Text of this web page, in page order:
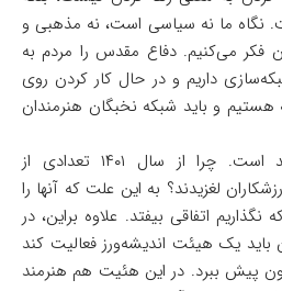
نگاه ما نه سیاسی است، نه مذهبی و
فکر می‌کنیم. دفاع مقدس را مردم به
داریم و در حال کار کردن روی
و باید شبکه نخبگان هنرمندان
او فرمود: نوشته دیگر تفقد است. چرا از سال ۱۴۰۱ تعدادی از
لغزیدند؟ به این علت که آنها را
اتفاقی بیفتد. علاوه براین، در
یک هیئت اندیشه‌ورز فعالیت کند
پیش ببرد. در این هئیت هم هنرمند